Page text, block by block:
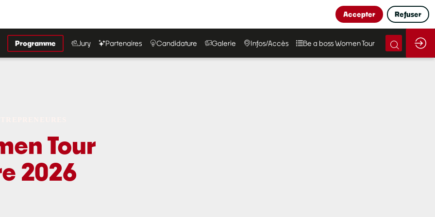
Programme Jury Partenaires Candidature Galerie Infos/Accès Be a boss Women Tour
Tour
2026
Accepter Refuser